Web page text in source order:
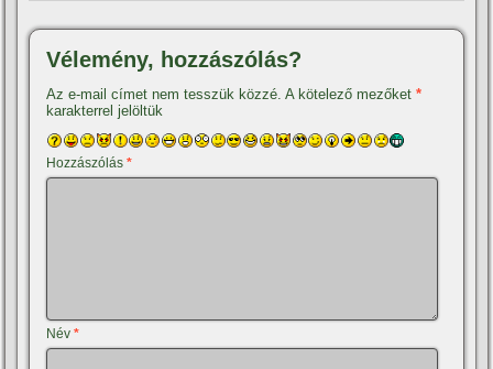
Vélemény, hozzászólás?
Az e-mail címet nem tesszük közzé. A kötelező mezőket*
karakterrel jelöltük
Hozzászólás*
Név*